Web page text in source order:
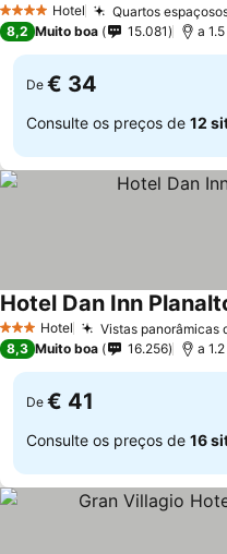
4 EstrelasHotel Quartos
8,2 Muito boa 15.081 a
De € 34
Consulte os preços de 12
3 EstrelasHotel Vistas panorâmicas
Hotel Dan Inn
8,3 Muito boa 16.256 a
De € 41
Consulte os preços de 16